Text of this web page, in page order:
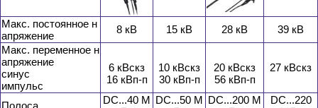
Макс. постоянное н
апряжение
8 кВ 15 кВ 28 кВ
39 кВ
Макс. переменное н
апряжение
синус
импульс
6 кВскз
16 кВп-п
10 кВскз
30 кВп-п
20 кВскз
56 кВп-п
27 кВскз
Полоса
DC...40 М DC...50 М DC...200 М
DC...220